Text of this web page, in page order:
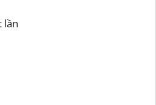
lần